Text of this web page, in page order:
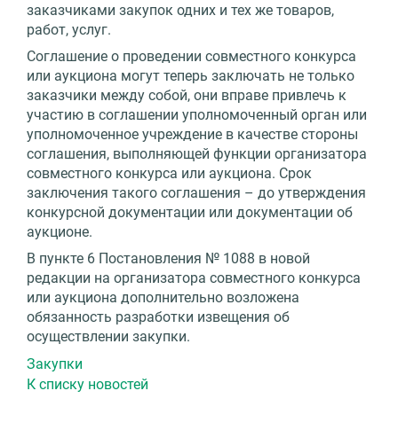
заказчиками закупок одних и тех же товаров,
работ, услуг.
Соглашение о проведении совместного конкурса
или аукциона могут теперь заключать не только
заказчики между собой, они вправе привлечь к
участию в соглашении уполномоченный орган или
уполномоченное учреждение в качестве стороны
соглашения, выполняющей функции организатора
совместного конкурса или аукциона. Срок
заключения такого соглашения – до утверждения
конкурсной документации или документации об
аукционе.
В пункте 6 Постановления № 1088 в новой
редакции на организатора совместного конкурса
или аукциона дополнительно возложена
обязанность разработки извещения об
осуществлении закупки.
Закупки
К списку новостей